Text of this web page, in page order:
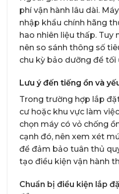
phí vận hành lâu dài.
nhập khẩu chính hãng
hao nhiên liệu thấp. Tuy
nên so sánh thông số
chu kỳ bảo dưỡng để tối
Lưu ý đến tiếng ồn và
Trong trường hợp lắp
cư hoặc khu vực làm
chọn máy có vỏ chống
cạnh đó, nên xem xét
để đảm bảo tuân thủ
tạo điều kiện vận hành
Chuẩn bị điều kiện lắp